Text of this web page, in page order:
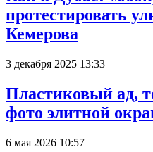
протестировать
Кемерова
3 декабря 2025 13:33
Пластиковый ад,
фото элитной
6 мая 2026 10:57